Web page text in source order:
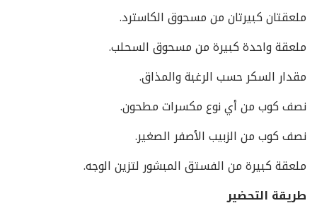
ملعقتان كبيرتان من مسحوق الكاسترد.
ملعقة واحدة كبيرة من مسحوق السحلب.
مقدار السكر حسب الرغبة والمذاق.
نصف كوب من أي نوع مكسرات مطحون.
نصف كوب من الزبيب الأصفر الصغير.
ملعقة كبيرة من الفستق المبشور لتزين الوجه.
طريقة التحضير